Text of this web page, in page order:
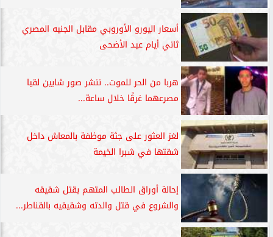
أسعار اليورو الأوروبي مقابل الجنيه المصري
ثاني أيام عيد الأضحى
هربا من الحر للموت.. ننشر صور شابين لقيا
مصرعهما غرقًا خلال ساعة...
لغز العثور على جثة موظفة بالمعاش داخل
شقتها في شبرا الخيمة
إحالة أوراق الطالب المتهم بقتل شقيقه
والشروع في قتل والدته وشقيقيه بالقناطر...